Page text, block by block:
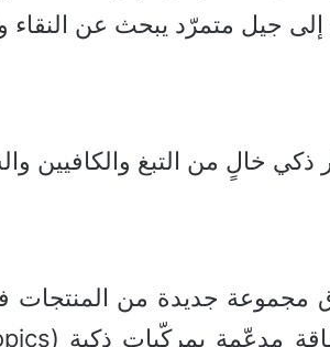
إلى جيل متمرّد يبحث عن النقاء
ذكي خالٍ من التبغ والكافيين